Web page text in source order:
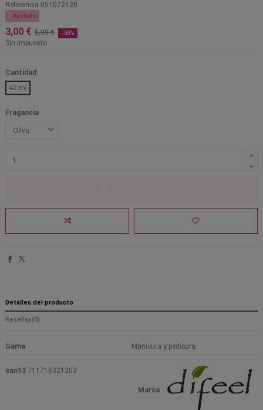
Referencia 051072120
 Agotado
3,00 € 5,99 € -50%
Sin impuesto
Cantidad
42 ml
Fragancia
Detalles del producto
Reseñas(0)
Gama Manicura y pedicura
Marca
ean13 711716321203